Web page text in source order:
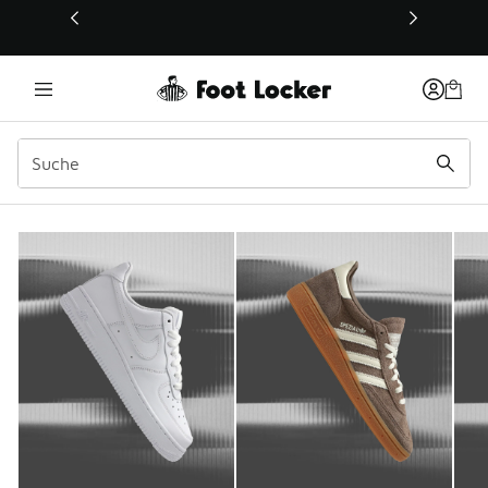
Dieser Link öffnet sich in einem neuen Fenster